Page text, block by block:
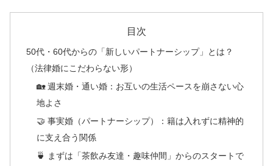
目次
50代・60代からの「新しいパートナーシップ」とは？
（法律婚にこだわらない形）
🏡 週末婚・通い婚：お互いの生活ペースを崩さない心
地よさ
🤝 事実婚（パートナーシップ）：籍は入れずに精神的
に支え合う関係
🍵 まずは「茶飲み友達・趣味仲間」からのスタートで